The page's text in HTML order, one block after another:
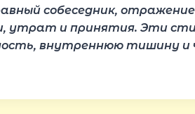
собеседник,
утрат и принятия. Эти
внутреннюю тишину и